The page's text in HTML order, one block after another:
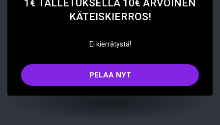
1€ TALLETUKSELLA 10€ ARVOINEN
KÄTEISKIERROS!
Ei kierrätystä!
PELAA NYT